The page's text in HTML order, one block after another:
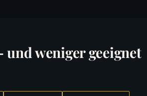
und weniger geeignet